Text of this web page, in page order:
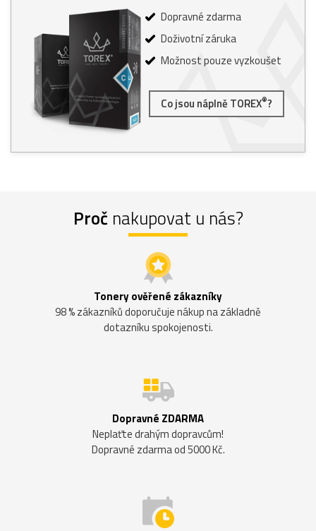
Dopravné zdarma
Doživotní záruka
Možnost pouze vyzkoušet
Co jsou náplně TOREX®?
Proč nakupovat u nás?
Tonery ověřené zákazníky
98 % zákazníků doporučuje nákup na základně
dotazníku spokojenosti.
Dopravné ZDARMA
Neplaťte drahým dopravcům!
Dopravné zdarma od 5000 Kč.